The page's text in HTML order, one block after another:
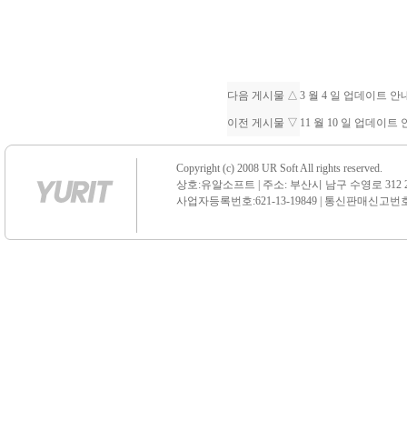
다음 게시물 △ 3 월 4 일 업데이트 안
이전 게시물 ▽ 11 월 10 일 업데이트
Copyright (c) 2008 UR Soft All rights reserved.
상호:유알소프트 | 주소: 부산시 남구 수영로 312
사업자등록번호:621-13-19849 | 통신판매신고번